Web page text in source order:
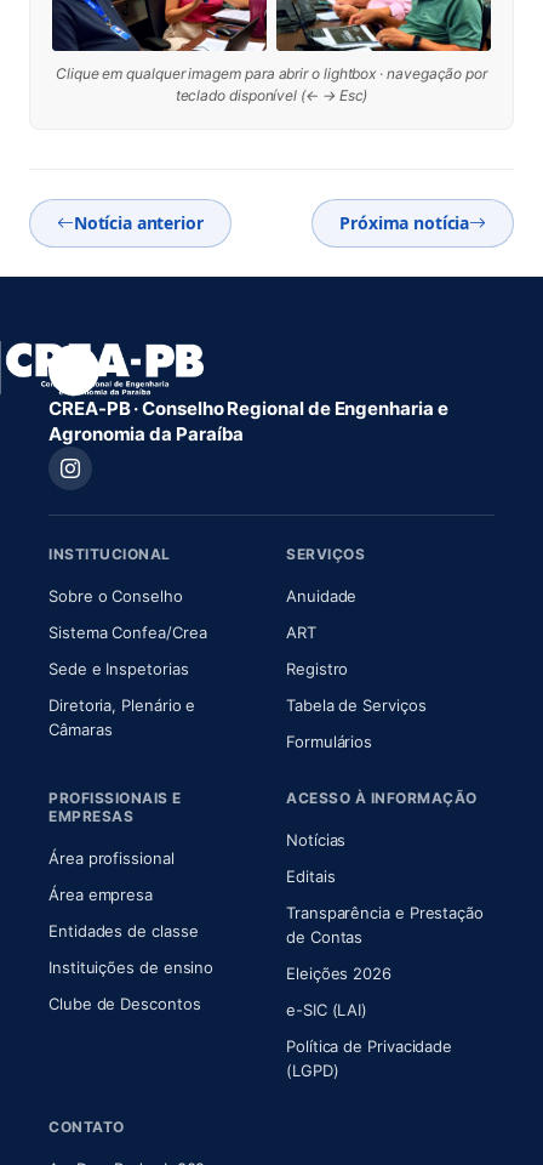
Clique em qualquer imagem para abrir o lightbox · navegação por
teclado disponível (← → Esc)
Notícia anterior Próxima notícia
CREA-PB · Conselho Regional de Engenharia e
Agronomia da Paraíba
INSTITUCIONAL
Sobre o Conselho(abre em nova aba)
Sistema Confea/Crea(abre em nova aba)
Sede e Inspetorias
Diretoria, Plenário e
Câmaras(abre em nova aba)
SERVIÇOS
Anuidade
ART(abre em nova aba)
Registro
Tabela de Serviços
Formulários
PROFISSIONAIS E
EMPRESAS
Área profissional
Área empresa
Entidades de classe
Instituições de ensino
Clube de Descontos
ACESSO À INFORMAÇÃO
Notícias
Editais
Transparência e Prestação
de Contas
Eleições 2026
e-SIC (LAI)
Política de Privacidade
(LGPD)
CONTATO